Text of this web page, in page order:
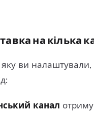
на кілька
ви налаштували,
канал